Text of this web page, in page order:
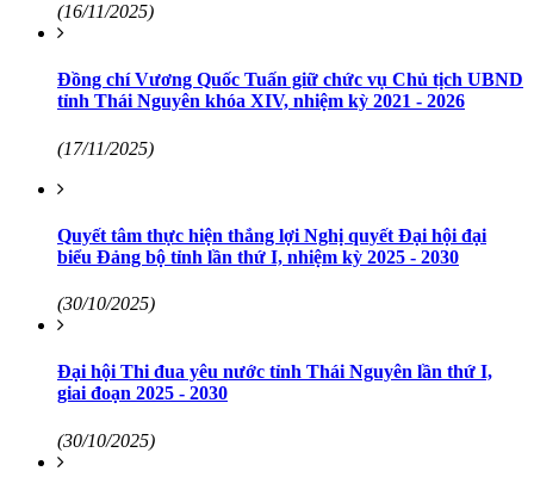
(16/11/2025)
Đồng chí Vương Quốc Tuấn giữ chức vụ Chủ tịch UBND
tỉnh Thái Nguyên khóa XIV, nhiệm kỳ 2021 - 2026
(17/11/2025)
Quyết tâm thực hiện thắng lợi Nghị quyết Đại hội đại
biểu Đảng bộ tỉnh lần thứ I, nhiệm kỳ 2025 - 2030
(30/10/2025)
Đại hội Thi đua yêu nước tỉnh Thái Nguyên lần thứ I,
giai đoạn 2025 - 2030
(30/10/2025)